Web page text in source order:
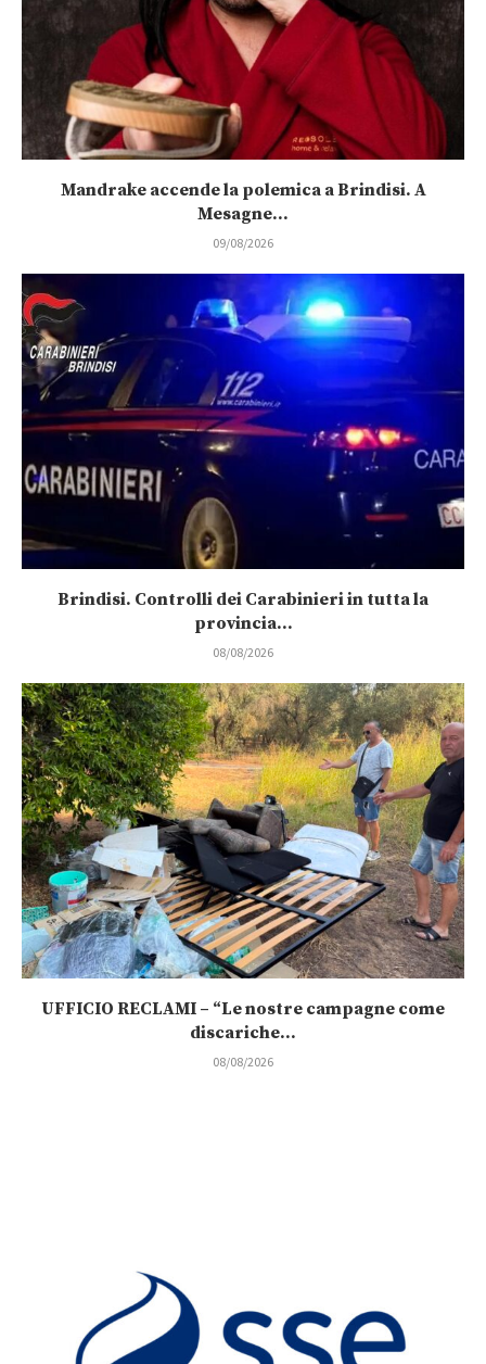
Mandrake accende la polemica a Brindisi. A
Mesagne...
09/08/2026
Brindisi. Controlli dei Carabinieri in tutta la
provincia...
08/08/2026
UFFICIO RECLAMI – “Le nostre campagne come
discariche...
08/08/2026